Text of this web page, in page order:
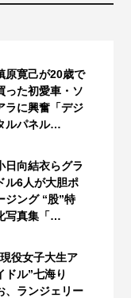
原寛己が20歳で
った初愛車・ソ
ラに興奮「デジ
ルパネル…
日向結衣らグラ
ル6人が大胆ポ
ジング “股”特
写真集「…
役女子大生ア
ドル”七海り
、ランジェリー